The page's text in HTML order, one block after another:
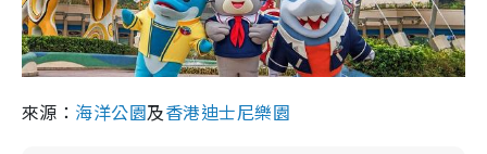
來源： 海洋公園及香港迪士尼樂園